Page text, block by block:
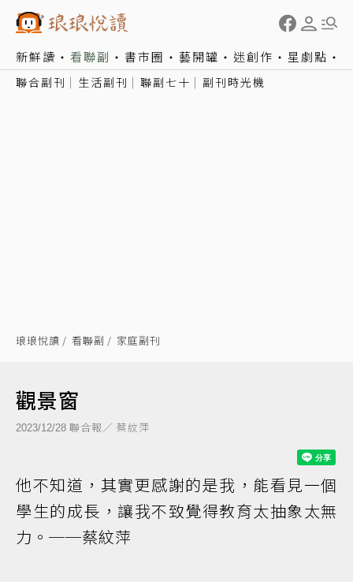
新鮮讀 看聯副 書市圈 藝開罐 迷創作 星劇點
聯合副刊 生活副刊 聯副七十 副刊時光機
琅琅悅讀 看聯副 家庭副刊
觀景窗
2023/12/28 聯合報／ 蔡紋萍
他不知道，其實更感謝的是我，能看見一個
學生的成長，讓我不致覺得教育太抽象太無
力。──蔡紋萍